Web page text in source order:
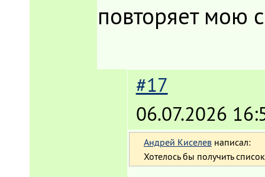
повторяет мою
#17
06.07.2026
Андрей Киселев написал:
Хотелось бы получить